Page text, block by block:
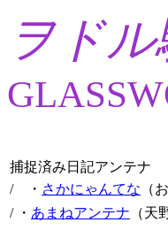
ヲド
捕捉済み日記アンテナ
/ ・ さかにゃんてな （
/ ・ あまねアンテナ （天